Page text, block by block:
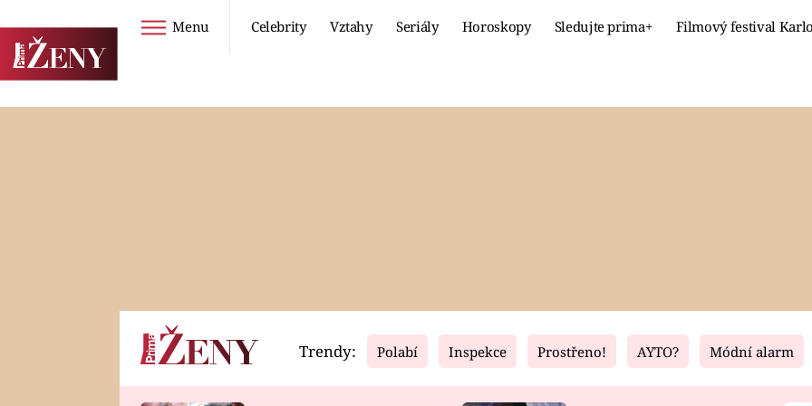
Menu Celebrity Vztahy Seriály Horoskopy Sledujte prima+ Filmový festival
Horoskopy Video Fresh Living
Trendy: Polabí Inspekce Prostřeno! AYTO? Módní alarm